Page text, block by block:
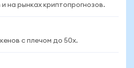
и на рынках криптопрогнозов.
с плечом до 50x.